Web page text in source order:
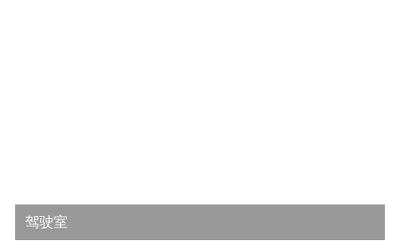
驾驶室